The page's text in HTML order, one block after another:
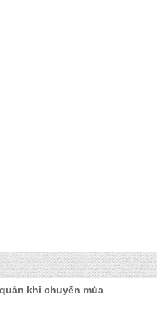
khi chuyển mùa